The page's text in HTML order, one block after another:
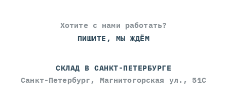
Хотите с нами работать?
ПИШИТЕ, МЫ ЖДЁМ
СКЛАД В САНКТ-ПЕТЕРБУРГЕ
Санкт-Петербург, Магнитогорская ул., 51С